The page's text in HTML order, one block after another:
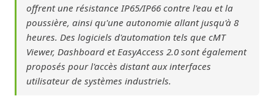
offrent une résistance IP65/IP66 contre l'eau et la
poussière, ainsi qu'une autonomie allant jusqu'à 8
heures. Des logiciels d'automation tels que cMT
Viewer, Dashboard et EasyAccess 2.0 sont également
proposés pour l'accès distant aux interfaces
utilisateur de systèmes industriels.